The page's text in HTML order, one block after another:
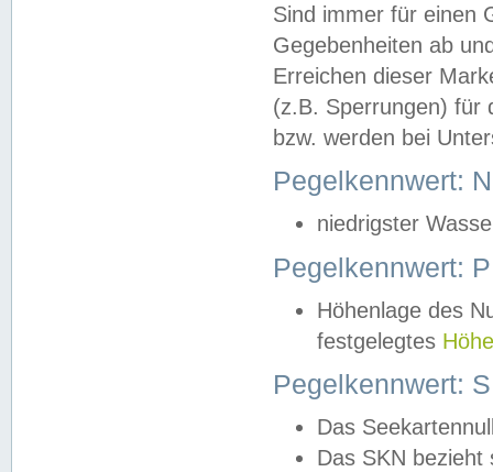
Sind immer für einen
Gegebenheiten ab
Erreichen dieser
(z.B. Sperrungen) für
bzw. werden bei
Pegelkennwert:
niedrigster
Pegelkennwert:
Höhenlage des
festgelegtes
Pegelkennwert:
Das
Das SKN